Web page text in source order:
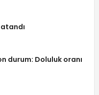
durum: Doluluk oranı